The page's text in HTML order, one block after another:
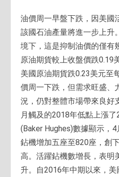
油價周一早盤下跌，因美國
該國石油產量將進一步上升
境下，這是抑制油價的僅有
原油期貨較上收盤價跌0.19
美國原油期貨跌0.23美元至
價周一下跌，但需求旺盛、
況，仍對整體市場帶來良好
月觸及的2018年低點上漲
(Baker Hughes)數據顯示，
鉆機增加五座至820座，創
高。活躍鉆機數增長，表明
升。自2016年中期以來，